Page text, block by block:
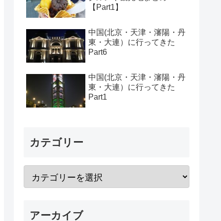
【Part1】
中国(北京・天津・瀋陽・丹
東・大連）に行ってきた
Part6
中国(北京・天津・瀋陽・丹
東・大連）に行ってきた
Part1
カテゴリー
アーカイブ